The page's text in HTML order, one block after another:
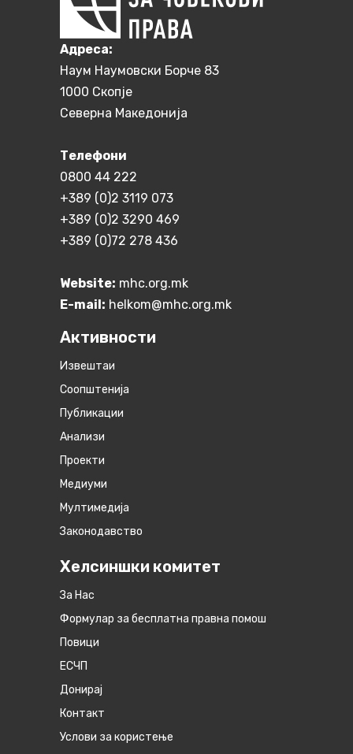
Aдреса:
Наум Наумовски Борче 83
1000 Скопје
Северна Македонија
Телефони
0800 44 222
+389 (0)2 3119 073
+389 (0)2 3290 469
+389 (0)72 278 436
Website: mhc.org.mk
E-mail: helkom@mhc.org.mk
Активности
Извештаи
Соопштенија
Публикации
Анализи
Проекти
Медиуми
Мултимедија
Законодавство
Хелсиншки комитет
За Нас
Формулар за бесплатна правна помош
Повици
ЕСЧП
Донирај
Контакт
Услови за користење